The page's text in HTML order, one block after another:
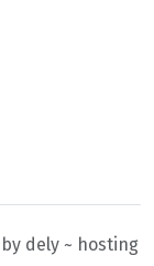
dely ~ hosting